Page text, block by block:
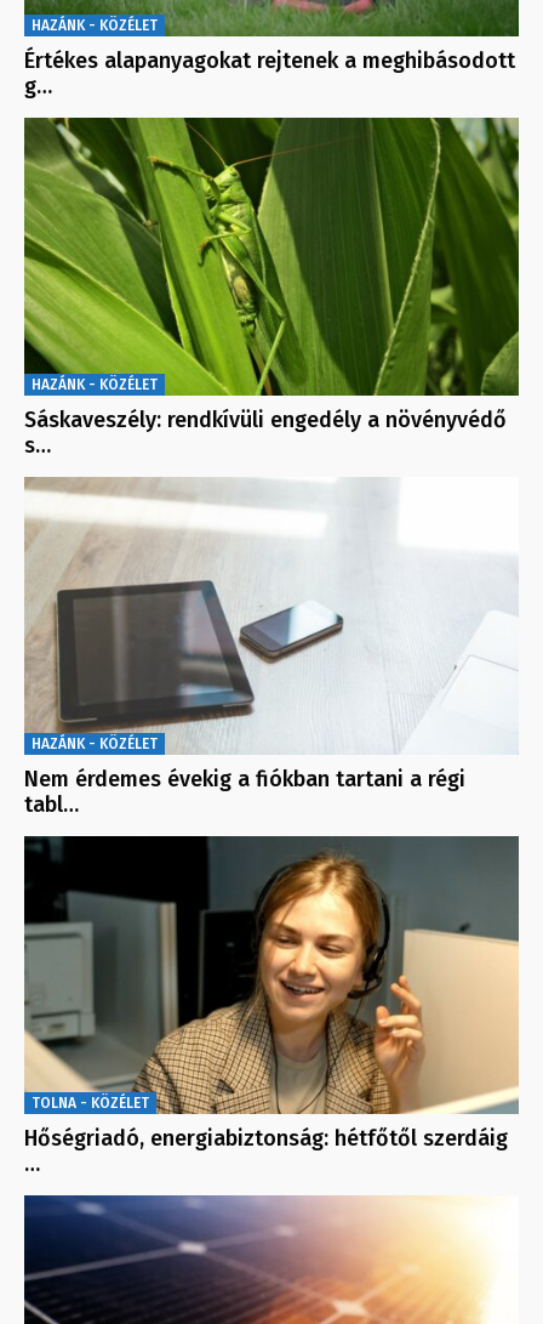
HAZÁNK - KÖZÉLET
Értékes alapanyagokat rejtenek a meghibásodott
g…
HAZÁNK - KÖZÉLET
Sáskaveszély: rendkívüli engedély a növényvédő
s…
HAZÁNK - KÖZÉLET
Nem érdemes évekig a fiókban tartani a régi
tabl…
TOLNA - KÖZÉLET
Hőségriadó, energiabiztonság: hétfőtől szerdáig
…